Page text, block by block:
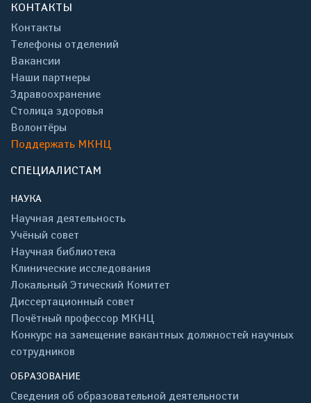
КОНТАКТЫ
Контакты
Телефоны отделений
Вакансии
Наши партнеры
Здравоохранение
Столица здоровья
Волонтёры
Поддержать МКНЦ
СПЕЦИАЛИСТАМ
НАУКА
Научная деятельность
Учёный совет
Научная библиотека
Клинические исследования
Локальный Этический Комитет
Диссертационный совет
Почётный профессор МКНЦ
Конкурс на замещение вакантных должностей научных
сотрудников
ОБРАЗОВАНИЕ
Сведения об образовательной деятельности